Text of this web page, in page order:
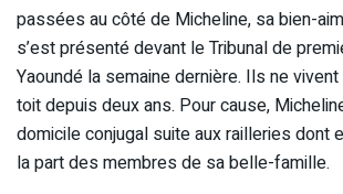
passées au côté de Micheline, sa bien-
s’est présenté devant le Tribunal de
Yaoundé la semaine dernière. Ils ne
toit depuis deux ans. Pour cause,
domicile conjugal suite aux railleries dont
la part des membres de sa belle-famille.